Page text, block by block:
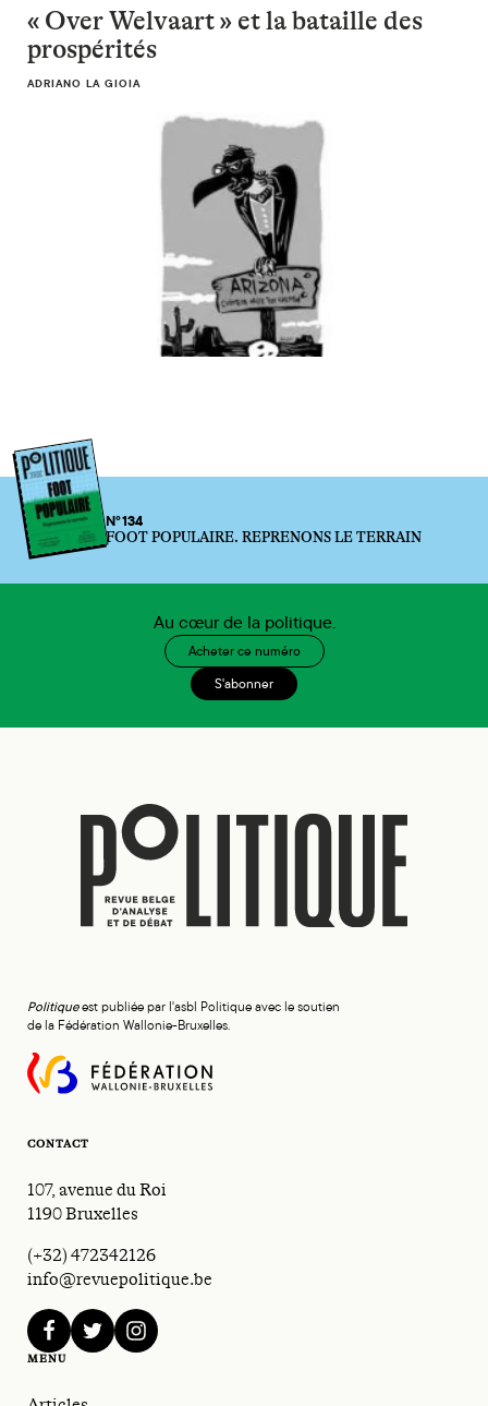
« Over Welvaart » et la bataille des
prospérités
ADRIANO LA GIOIA
N°134
FOOT POPULAIRE. REPRENONS LE TERRAIN
Au cœur de la politique.
Acheter ce numéro
S'abonner
Politiqueest publiée par l'asbl Politique avec le soutien
de la Fédération Wallonie-Bruxelles.
CONTACT
107, avenue du Roi
1190 Bruxelles
(+32) 472342126
info@revuepolitique.be
facebooktwitterinstagram
MENU